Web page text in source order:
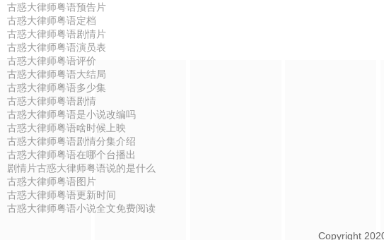
古惑大律师粤语预告片
古惑大律师粤语定档
古惑大律师粤语剧情片
古惑大律师粤语演员表
古惑大律师粤语评价
古惑大律师粤语大结局
古惑大律师粤语多少集
古惑大律师粤语剧情
古惑大律师粤语是小说改编吗
古惑大律师粤语啥时候上映
古惑大律师粤语剧情分集介绍
古惑大律师粤语在哪个台播出
剧情片古惑大律师粤语说的是什么
古惑大律师粤语图片
古惑大律师粤语更新时间
古惑大律师粤语小说全文免费阅读
Copyright